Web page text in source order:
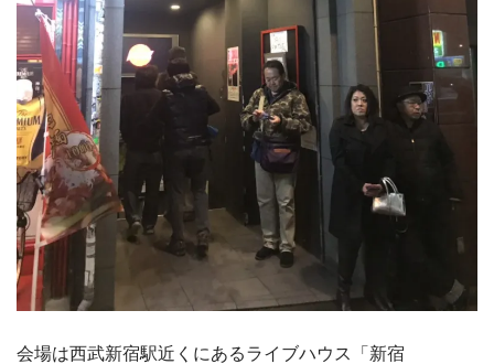
会場は西武新宿駅近くにあるライブハウス「新宿